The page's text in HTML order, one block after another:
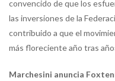
convencido de que los
las inversiones de la
contribuido a que el
más floreciente año tras
Marchesini anuncia